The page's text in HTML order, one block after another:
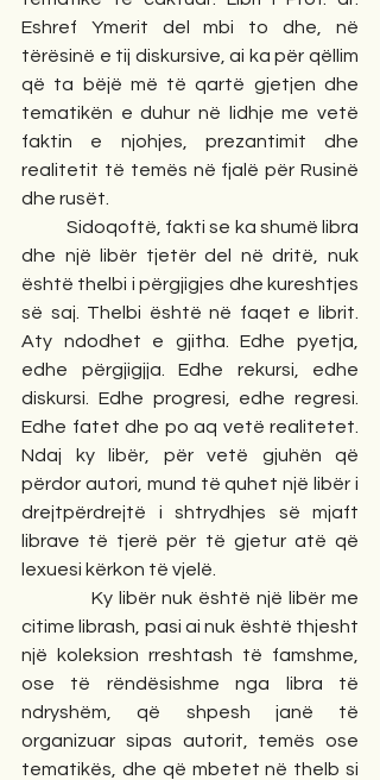
Eshref Ymerit del mbi to dhe, në
tërësinë e tij diskursive, ai ka për qëllim
që ta bëjë më të qartë gjetjen dhe
tematikën e duhur në lidhje me vetë
faktin e njohjes, prezantimit dhe
realitetit të temës në fjalë për Rusinë
dhe rusët.
Sidoqoftë, fakti se ka shumë libra
dhe një libër tjetër del në dritë, nuk
është thelbi i përgjigjes dhe kureshtjes
së saj. Thelbi është në faqet e librit.
Aty ndodhet e gjitha. Edhe pyetja,
edhe përgjigjja. Edhe rekursi, edhe
diskursi. Edhe progresi, edhe regresi.
Edhe fatet dhe po aq vetë realitetet.
Ndaj ky libër, për vetë gjuhën që
përdor autori, mund të quhet një libër i
drejtpërdrejtë i shtrydhjes së mjaft
librave të tjerë për të gjetur atë që
lexuesi kërkon të vjelë.
Ky libër nuk është një libër me
citime librash, pasi ai nuk është thjesht
një koleksion rreshtash të famshme,
ose të rëndësishme nga libra të
ndryshëm, që shpesh janë të
organizuar sipas autorit, temës ose
tematikës, dhe që mbetet në thelb si